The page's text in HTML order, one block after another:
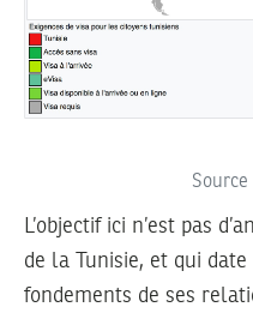
Source
L’objectif ici n’est pas
de la Tunisie, et qui
fondements de ses